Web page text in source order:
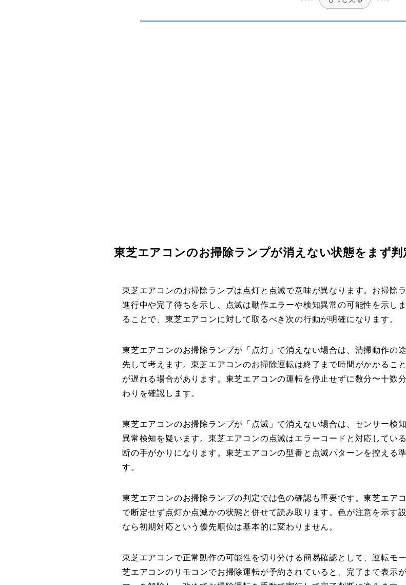
東芝エアコンのお掃除ランプが消えない状態をまず判
東芝エアコンのお掃除ランプは点灯と点滅で意味が異なります。お掃除
進行中や完了待ちを示し、点滅は動作エラーや検知異常の可能性を示し
ることで、東芝エアコンに対して取るべき次の行動が明確になります。
東芝エアコンのお掃除ランプが「点灯」で消えない場合は、清掃動作の
先して考えます。東芝エアコンのお掃除運転は終了まで時間がかかるこ
が遅れる場合があります。東芝エアコンの運転を停止せずに数分〜十数
わりを確認します。
東芝エアコンのお掃除ランプが「点滅」で消えない場合は、センサー検
異常検知を疑います。東芝エアコンの点滅はエラーコードと対応してい
断の手がかりになります。東芝エアコンの型番と点滅パターンを控える
す。
東芝エアコンのお掃除ランプの判定では色の確認も重要です。東芝エア
で断定せず点灯か点滅かの状態と併せて読み取ります。色が注意を示す
なら初期対応という優先順位は基本的に変わりません。
東芝エアコンで正常動作の可能性を切り分ける簡易確認として、運転モ
芝エアコンのリモコンでお掃除運転が予約されていると、完了まで表示